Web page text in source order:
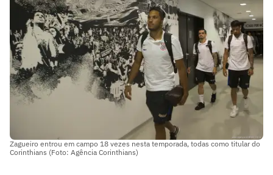
Zagueiro entrou em campo 18 vezes nesta temporada, todas como titular do
Corinthians (Foto: Agência Corinthians)